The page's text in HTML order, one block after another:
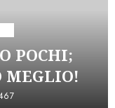
POCHI;
MEGLIO!